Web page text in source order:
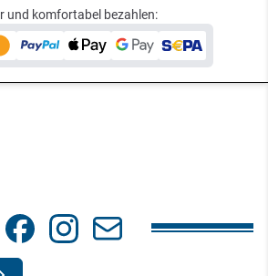
und komfortabel bezahlen: